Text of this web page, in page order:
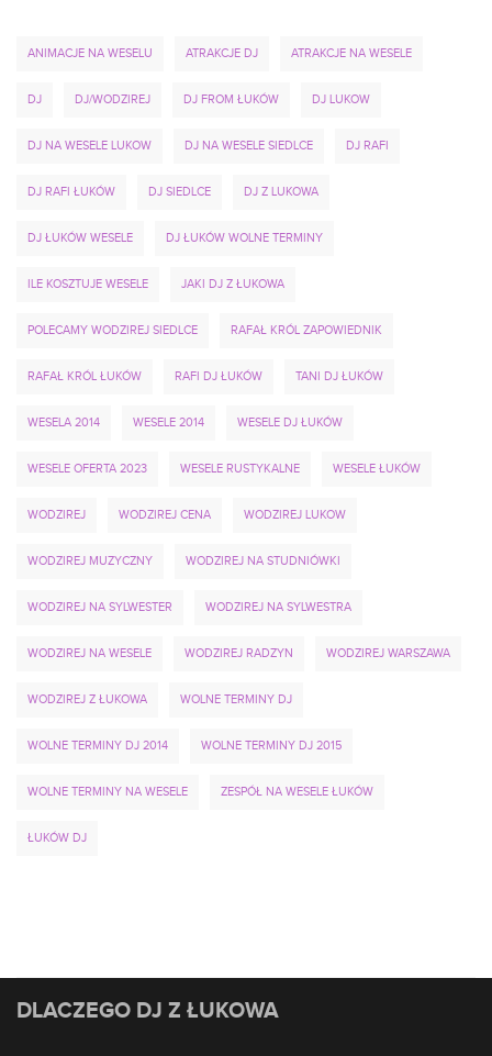
ANIMACJE NA WESELU ATRAKCJE DJ ATRAKCJE NA WESELE
DJ DJ/WODZIREJ DJ FROM ŁUKÓW DJ LUKOW
DJ NA WESELE LUKOW DJ NA WESELE SIEDLCE DJ RAFI
DJ RAFI ŁUKÓW DJ SIEDLCE DJ Z LUKOWA
DJ ŁUKÓW WESELE DJ ŁUKÓW WOLNE TERMINY
ILE KOSZTUJE WESELE JAKI DJ Z ŁUKOWA
POLECAMY WODZIREJ SIEDLCE RAFAŁ KRÓL ZAPOWIEDNIK
RAFAŁ KRÓL ŁUKÓW RAFI DJ ŁUKÓW TANI DJ ŁUKÓW
WESELA 2014 WESELE 2014 WESELE DJ ŁUKÓW
WESELE OFERTA 2023 WESELE RUSTYKALNE WESELE ŁUKÓW
WODZIREJ WODZIREJ CENA WODZIREJ LUKOW
WODZIREJ MUZYCZNY WODZIREJ NA STUDNIÓWKI
WODZIREJ NA SYLWESTER WODZIREJ NA SYLWESTRA
WODZIREJ NA WESELE WODZIREJ RADZYN WODZIREJ WARSZAWA
WODZIREJ Z ŁUKOWA WOLNE TERMINY DJ
WOLNE TERMINY DJ 2014 WOLNE TERMINY DJ 2015
WOLNE TERMINY NA WESELE ZESPÓŁ NA WESELE ŁUKÓW
ŁUKÓW DJ
DLACZEGO DJ Z ŁUKOWA